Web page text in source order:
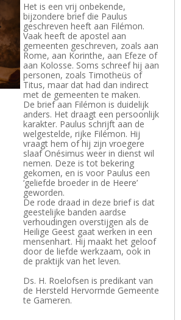
Het is een vrij onbekende,
bijzondere brief die Paulus
geschreven heeft aan Filémon.
Vaak heeft de apostel aan
gemeenten geschreven, zoals aan
Rome, aan Korinthe, aan Efeze of
aan Kolosse. Soms schreef hij aan
personen, zoals Timotheüs of
Titus, maar dat had dan indirect
met de gemeenten te maken.
De brief aan Filémon is duidelijk
anders. Het draagt een persoonlijk
karakter. Paulus schrijft aan de
welgestelde, rijke Filémon. Hij
vraagt hem of hij zijn vroegere
slaaf Onésimus weer in dienst wil
nemen. Deze is tot bekering
gekomen, en is voor Paulus een
‘geliefde broeder in de Heere’
geworden.
De rode draad in deze brief is dat
geestelijke banden aardse
verhoudingen overstijgen als de
Heilige Geest gaat werken in een
mensenhart. Hij maakt het geloof
door de liefde werkzaam, ook in
de praktijk van het leven.
Ds. H. Roelofsen is predikant van
de Hersteld Hervormde Gemeente
te Gameren.